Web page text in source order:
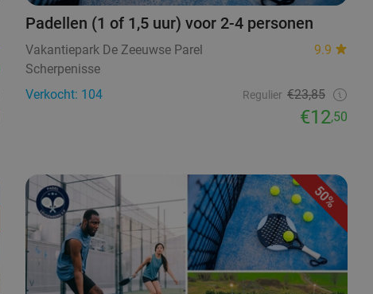
Padellen (1 of 1,5 uur) voor 2-4 personen
Vakantiepark De Zeeuwse Parel
9.9
Scherpenisse
Verkocht: 104
Regulier €23,85
€12,50
50%